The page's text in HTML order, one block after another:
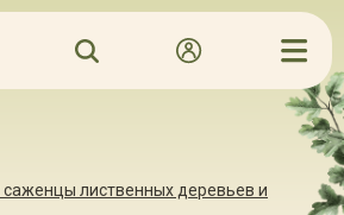
саженцы лиственных деревьев и